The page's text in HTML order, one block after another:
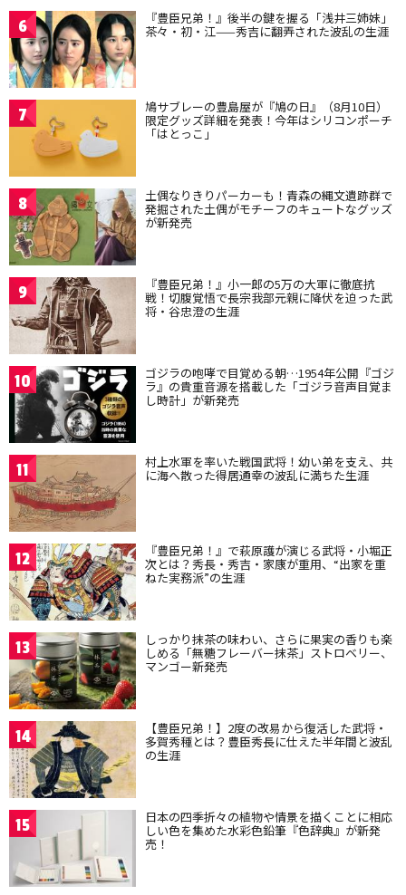
6 『豊臣兄弟！』後半の鍵を握る「浅井三姉妹」
茶々・初・江——秀吉に翻弄された波乱の生涯
7 鳩サブレーの豊島屋が『鳩の日』（8月10日）
限定グッズ詳細を発表！今年はシリコンポーチ
「はとっこ」
8 土偶なりきりパーカーも！青森の縄文遺跡群で
発掘された土偶がモチーフのキュートなグッズ
が新発売
9 『豊臣兄弟！』小一郎の5万の大軍に徹底抗
戦！切腹覚悟で長宗我部元親に降伏を迫った武
将・谷忠澄の生涯
10 ゴジラの咆哮で目覚める朝…1954年公開『ゴジ
ラ』の貴重音源を搭載した「ゴジラ音声目覚ま
し時計」が新発売
11 村上水軍を率いた戦国武将！幼い弟を支え、共
に海へ散った得居通幸の波乱に満ちた生涯
12 『豊臣兄弟！』で萩原護が演じる武将・小堀正
次とは？秀長・秀吉・家康が重用、“出家を重
ねた実務派”の生涯
13 しっかり抹茶の味わい、さらに果実の香りも楽
しめる「無糖フレーバー抹茶」ストロベリー、
マンゴー新発売
14 【豊臣兄弟！】2度の改易から復活した武将・
多賀秀種とは？豊臣秀長に仕えた半年間と波乱
の生涯
15 日本の四季折々の植物や情景を描くことに相応
しい色を集めた水彩色鉛筆『色辞典』が新発
売！